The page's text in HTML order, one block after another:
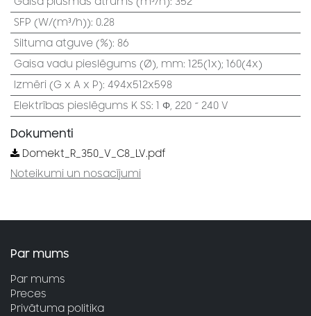
SFP (W/(m³/h)): 0.28
Siltuma atguve (%): 86
Gaisa vadu pieslēgums (Ø), mm: 125(1x); 160(4x)
Izmēri (G x A x P): 494x512x598
Elektrības pieslēgums K SS: 1 Φ, 220 ~ 240 V
Dokumenti
Domekt_R_350_V_C8_LV.pdf
Noteikumi un nosacījumi
Par mums
Par mums
Preces
Privātuma politika